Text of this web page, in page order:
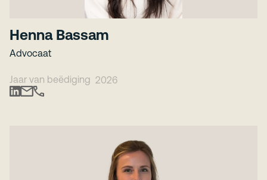
Henna Bassam
Advocaat
Jaar van beëdiging 2026